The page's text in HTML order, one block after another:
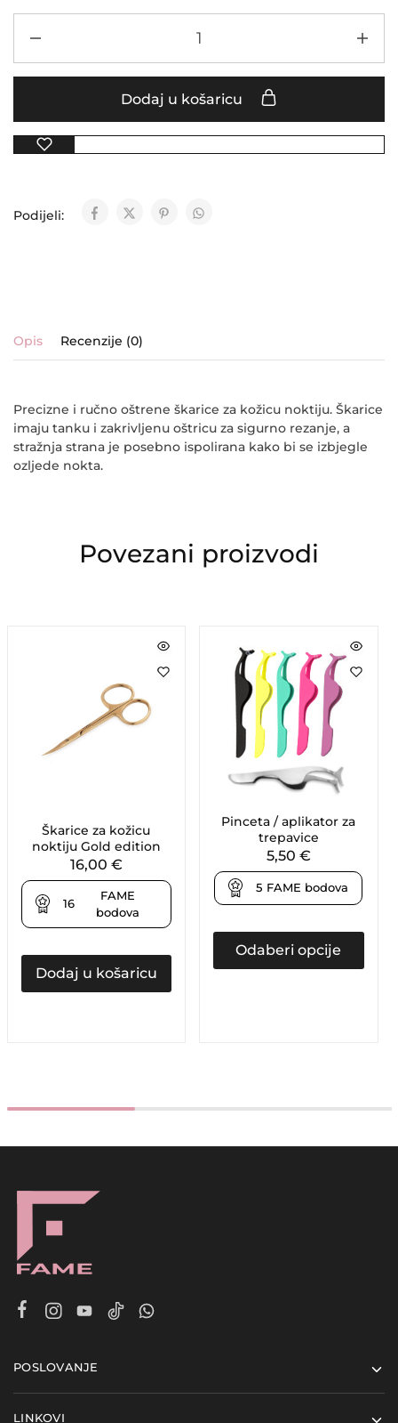
Dodaj u košaricu
Podijeli:
Opis Recenzije (0)
Precizne i ručno oštrene škarice za kožicu noktiju. Škarice
imaju tanku i zakrivljenu oštricu za sigurno rezanje, a
stražnja strana je posebno ispolirana kako bi se izbjegle
ozljede nokta.
Povezani proizvodi
Škarice za kožicu
noktiju Gold edition
16,00 €
16
FAME
bodova
Dodaj u košaricu
Pinceta / aplikator za
trepavice
5,50 €
5 FAME bodova
Odaberi opcije
POSLOVANJE
LINKOVI